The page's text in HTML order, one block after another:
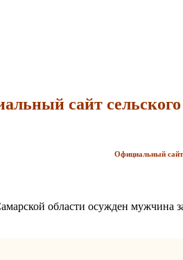
сайт
Официальный сайт
области осужден мужчина